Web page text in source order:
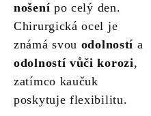
nošenípo celý den.
Chirurgická ocel je
známá svou odolností a
odolností vůči korozi,
zatímco kaučuk
poskytuje flexibilitu.